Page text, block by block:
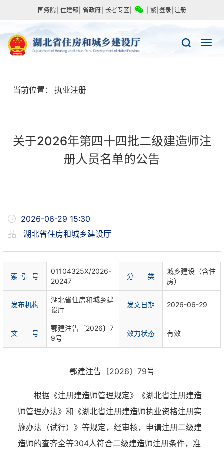
国务院 住建部 省政府 长者专区 繁 登录 注册
当前位置： 执业注册
关于2026年第四十四批二级建造师注
册人员名单的公告
2026-06-29 15:30
湖北省住房和城乡建设厅
索 引 号
01104325X/2026-
20247
分 类
城乡建设（含住
房）
发布机构
湖北省住房和城乡建
设厅
发文日期 2026-06-29
文 号
鄂建注告〔2026〕7
9号
效力状态 有效
鄂建注告〔2026〕79号
根据《注册建造师管理规定》《湖北省注册建造
师管理办法》和《湖北省注册建造师执业资格注册实
施办法（试行）》等规定，经审核，申请注册二级建
造师的查齐全等304人符合二级建造师注册条件，准